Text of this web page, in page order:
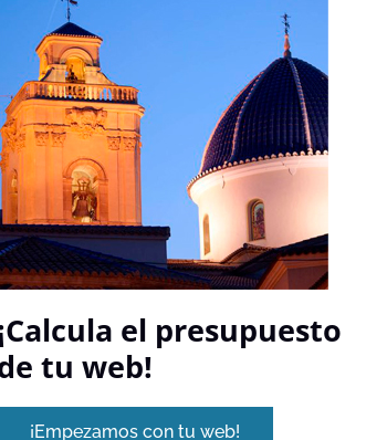
el presupuesto
tu web!
¡Empezamos con tu web!